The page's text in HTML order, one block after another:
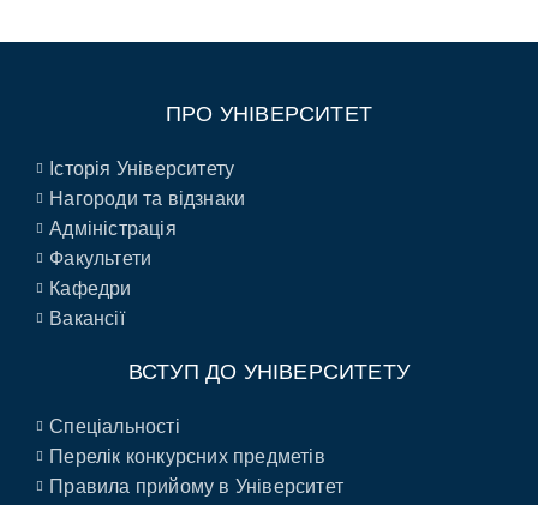
ПРО УНІВЕРСИТЕТ
Історія Університету
Нагороди та відзнаки
Адміністрація
Факультети
Кафедри
Вакансії
ВСТУП ДО УНІВЕРСИТЕТУ
Спеціальності
Перелік конкурсних предметів
Правила прийому в Університет